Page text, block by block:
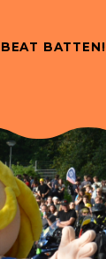
BEAT BATTEN!